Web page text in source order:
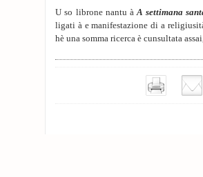
U so librone nantu àA settimana
ligati à e manifestazione di a
hè una somma ricerca è cunsultata